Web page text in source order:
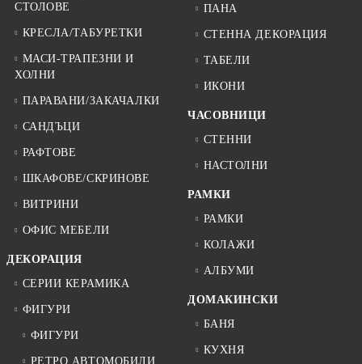
СТОЛОВЕ
КРЕСЛА/ТАБУРЕТКИ
МАСИ-ТРАПЕЗНИ И
ХОЛНИ
ПАРАВАНИ/ЗАКАЧАЛКИ
САНДЪЦИ
РАФТОВЕ
ШКАФОВЕ/СКРИНОВЕ
ВИТРИНИ
ОФИС МЕБЕЛИ
ДЕКОРАЦИЯ
СЕРИИ КЕРАМИКА
ФИГУРИ
ФИГУРИ
РЕТРО АВТОМОБИЛИ
ПАНА
СТЕННА ДЕКОРАЦИЯ
ТАБЕЛИ
ИКОНИ
ЧАСОВНИЦИ
СТЕННИ
НАСТОЛНИ
РАМКИ
РАМКИ
КОЛАЖИ
АЛБУМИ
ДОМАКИНСКИ
БАНЯ
КУХНЯ